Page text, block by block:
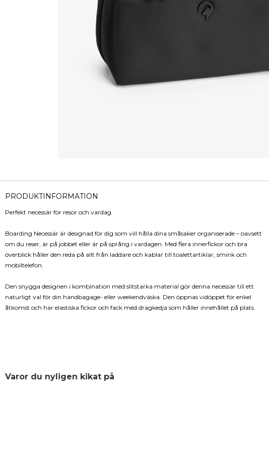
PRODUKTINFORMATION
Perfekt necessär för resor och vardag.
Boarding Necessär är designad för dig som vill hålla dina småsaker organiserade – oavsett
om du reser, är på jobbet eller är på språng i vardagen. Med flera innerfickor och bra
överblick håller den reda på allt från laddare och kablar till toalettartiklar, smink och
mobiltelefon.
Den snygga designen i kombination med slitstarka material gör denna necessär till ett
naturligt val för din handbagage- eller weekendväska. Den öppnas vidöppet för enkel
åtkomst och har elastiska fickor och fack med dragkedja som håller innehållet på plats.
Varor du nyligen kikat på